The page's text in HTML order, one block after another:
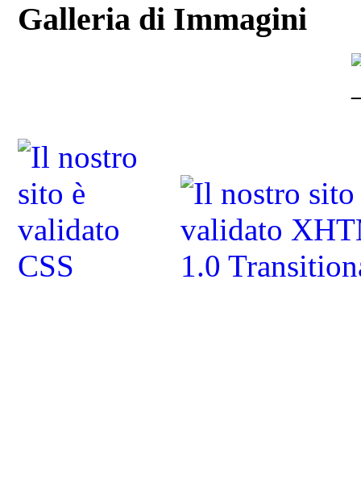
Galleria di Immagini